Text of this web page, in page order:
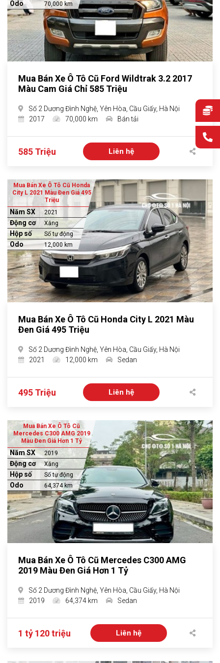
Odo 70,000 km
Mua Bán Xe Ô Tô Cũ Ford Wildtrak 3.2 2017
Màu Cam Giá Chỉ 585 Triệu
Số 2 Dương Đình Nghệ, Yên Hòa, Cầu Giấy, Hà Nội
2017
70,000 km Bán tải
585 Triệu Liên hệ
Mua Bán Xe Ô Tô Cũ Honda
City L 2021 Màu Đen Giá 495
Triệu
Năm SX 2021
Động cơ Xăng
Hộp số Số tự động
Odo 12,000 km
Mua Bán Xe Ô Tô Cũ Honda City L 2021 Màu
Đen Giá 495 Triệu
Số 2 Dương Đình Nghệ, Yên Hòa, Cầu Giấy, Hà Nội
2021
12,000 km Sedan
495 Triệu Liên hệ
Mua Bán Xe Ô Tô Cũ
Mercedes C300 AMG 2019
Màu Đen Giá Hơn 1 Tỷ
Năm SX 2019
Động cơ Xăng
Hộp số Số tự động
Odo 64,374 km
Mua Bán Xe Ô Tô Cũ Mercedes C300 AMG
2019 Màu Đen Giá Hơn 1 Tỷ
Số 2 Dương Đình Nghệ, Yên Hòa, Cầu Giấy, Hà Nội
2019
64,374 km Sedan
1 tỷ 120 triệu Liên hệ